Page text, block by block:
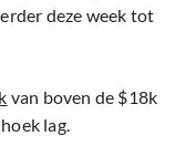
deze week tot
van boven de $18k
lag.